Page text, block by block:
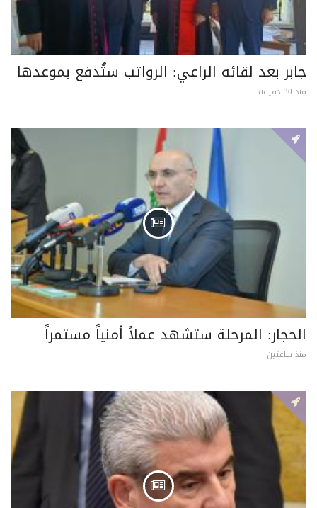
جابر بعد لقائه الراعي: الرواتب ستُدفع بموعدها
منذ 30 دقيقة
الحجار: المرحلة ستشهد عملاً أمنياً مستمراً
منذ ساعتين